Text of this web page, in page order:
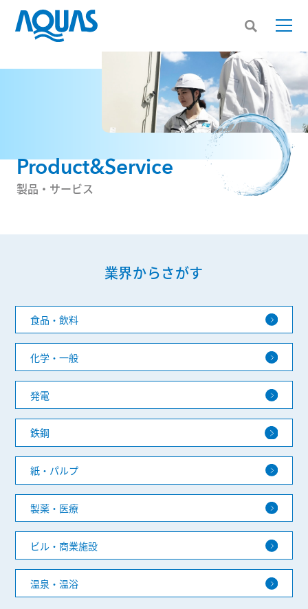
Product&Service
製品・サービス
業界からさがす
食品・飲料
化学・一般
発電
鉄鋼
紙・パルプ
製薬・医療
ビル・商業施設
温泉・温浴